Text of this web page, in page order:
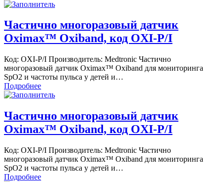
Частично многоразовый датчик
Oximax™ Oxiband, код OXI-P/I
Код: OXI-P/I Производитель: Medtronic Частично
многоразовый датчик Oximax™ Oxiband для мониторинга
SpO2 и частоты пульса у детей и…
Подробнее
Частично многоразовый датчик
Oximax™ Oxiband, код OXI-P/I
Код: OXI-P/I Производитель: Medtronic Частично
многоразовый датчик Oximax™ Oxiband для мониторинга
SpO2 и частоты пульса у детей и…
Подробнее